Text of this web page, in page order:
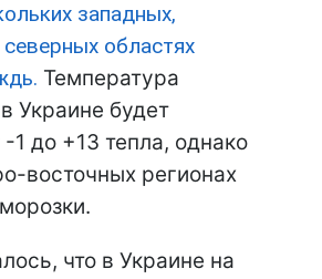
западных,
областях
Температура
Украине будет
-1 до +13 тепла, однако
восточных регионах
что в Украине на